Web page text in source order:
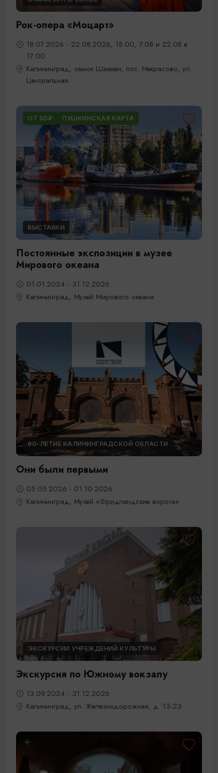
Рок-опера «Моцарт»
18.07.2026 - 22.08.2026, 18:00, 7.08 и 22.08 в
17:00
Калининград, замок Шаакен, пос. Некрасово, ул.
Центральная
ОТ 50₽ ПУШКИНСКАЯ КАРТА
ВЫСТАВКИ
Постоянные экспозиции в музее
Мирового океана
01.01.2024 - 31.12.2026
Калининград, Музей Мирового океана
80-ЛЕТИЕ КАЛИНИНГРАДСКОЙ ОБЛАСТИ
Они были первыми
05.05.2026 - 01.10.2026
Калининград, Музей «Фридландские ворота»
ЭКСКУРСИИ УЧРЕЖДЕНИЙ КУЛЬТУРЫ
Экскурсия по Южному вокзалу
13.09.2024 - 31.12.2026
Калининград, ул. Железнодорожная, д. 13-23